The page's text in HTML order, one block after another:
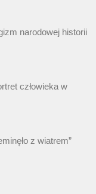
narodowej historii
człowieka w
z wiatrem”